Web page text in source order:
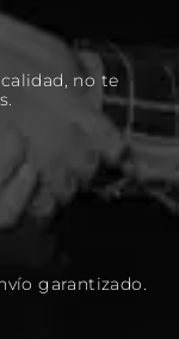
no te
garantizado.